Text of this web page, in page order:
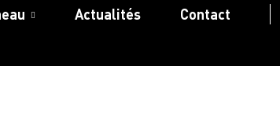
Actualités Contact